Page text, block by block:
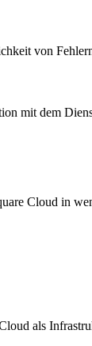
von
mit dem
Cloud in
als